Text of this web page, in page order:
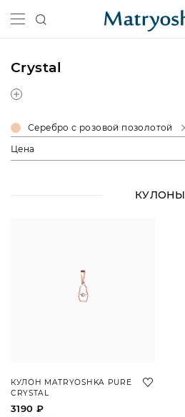
Crystal
Серебро с розовой позолотой
Цена
КУЛОНЫ
КУЛОН MATRYOSHKA PURE
CRYSTAL
3190 ₽